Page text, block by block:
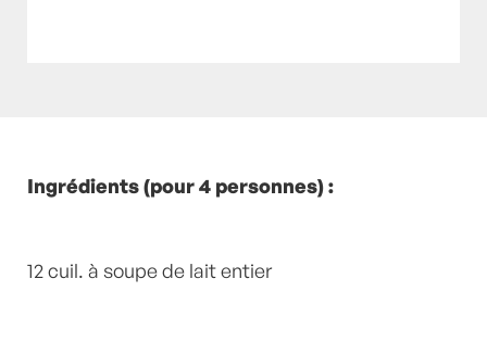
Posté à 17:27hin- Recette -,Desserts
Ingrédients (pour 4 personnes) :
12 cuil. à soupe de lait entier